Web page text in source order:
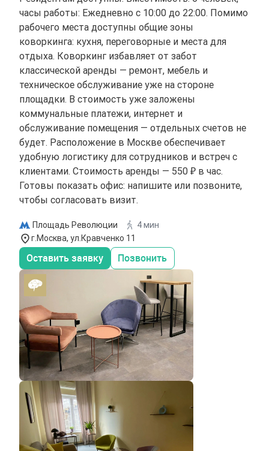
часы работы: Ежедневно с 10:00 до 22:00. Помимо
рабочего места доступны общие зоны
коворкинга: кухня, переговорные и места для
отдыха. Коворкинг избавляет от забот
классической аренды — ремонт, мебель и
техническое обслуживание уже на стороне
площадки. В стоимость уже заложены
коммунальные платежи, интернет и
обслуживание помещения — отдельных счетов не
будет. Расположение в Москве обеспечивает
удобную логистику для сотрудников и встреч с
клиентами. Стоимость аренды — 550 ₽ в час.
Готовы показать офис: напишите или позвоните,
чтобы согласовать визит.
Площадь Революции
4 мин
г.Москва, ул.Кравченко 11
Оставить заявку Позвонить